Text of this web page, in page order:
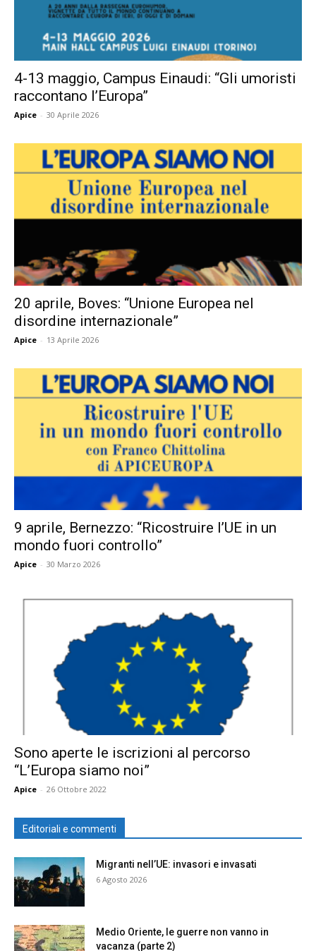
4-13 maggio, Campus Einaudi: “Gli umoristi
raccontano l’Europa”
Apice - 30 Aprile 2026
20 aprile, Boves: “Unione Europea nel
disordine internazionale”
Apice - 13 Aprile 2026
9 aprile, Bernezzo: “Ricostruire l’UE in un
mondo fuori controllo”
Apice - 30 Marzo 2026
Sono aperte le iscrizioni al percorso
“L’Europa siamo noi”
Apice - 26 Ottobre 2022
Editoriali e commenti
Migranti nell’UE: invasori e invasati
6 Agosto 2026
Medio Oriente, le guerre non vanno in
vacanza (parte 2)